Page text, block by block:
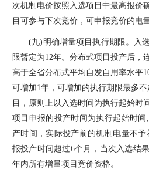
次机制电价按照入选项目中最高报价
目可参与下次竞价，可申报竞价的电
(九)明确增量项目执行期限。入选
限暂定为12年。分布式项目投产后，
高于全省分布式平均自发自用率水平
可增加1年，可增加的执行期限最多
目，原则上以入选时间为执行起始时
项目申报的投产时间为执行起始时
产时间，实际投产前的机制电量不
报投产时间超过6个月，当次入选结
年内所有增量项目竞价资格。